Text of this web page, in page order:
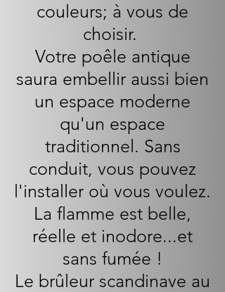
couleurs; à vous de
choisir.
Votre poêle antique
saura embellir aussi bien
un espace moderne
qu'un espace
traditionnel. Sans
conduit, vous pouvez
l'installer où vous voulez.
La flamme est belle,
réelle et inodore...et
sans fumée !
Le brûleur scandinave au